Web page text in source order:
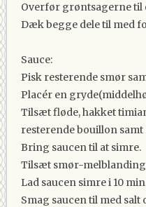
Overfør grøntsagerne til
Dæk begge dele til med
Sauce:
Pisk resterende smør
Placér en
Tilsæt fløde, hakket
resterende bouillon
Bring saucen til at simre.
Tilsæt smør-
Lad saucen simre i 10
Smag saucen til med salt